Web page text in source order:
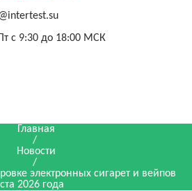
с 9:30 до 18:00 МСК
Главная
/
Новости
/
электронных сигарет и вейпов
2026 года